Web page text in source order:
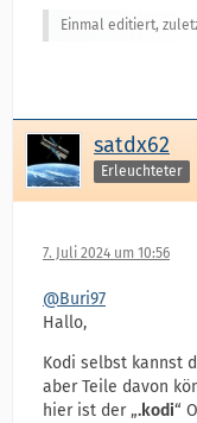
Einmal editiert,
satdx62
Erleuchteter
7. Juli 2024 um 10:56
@Buri97
Hallo,
Kodi selbst kannst
aber Teile davon
hier ist der „.kodi“